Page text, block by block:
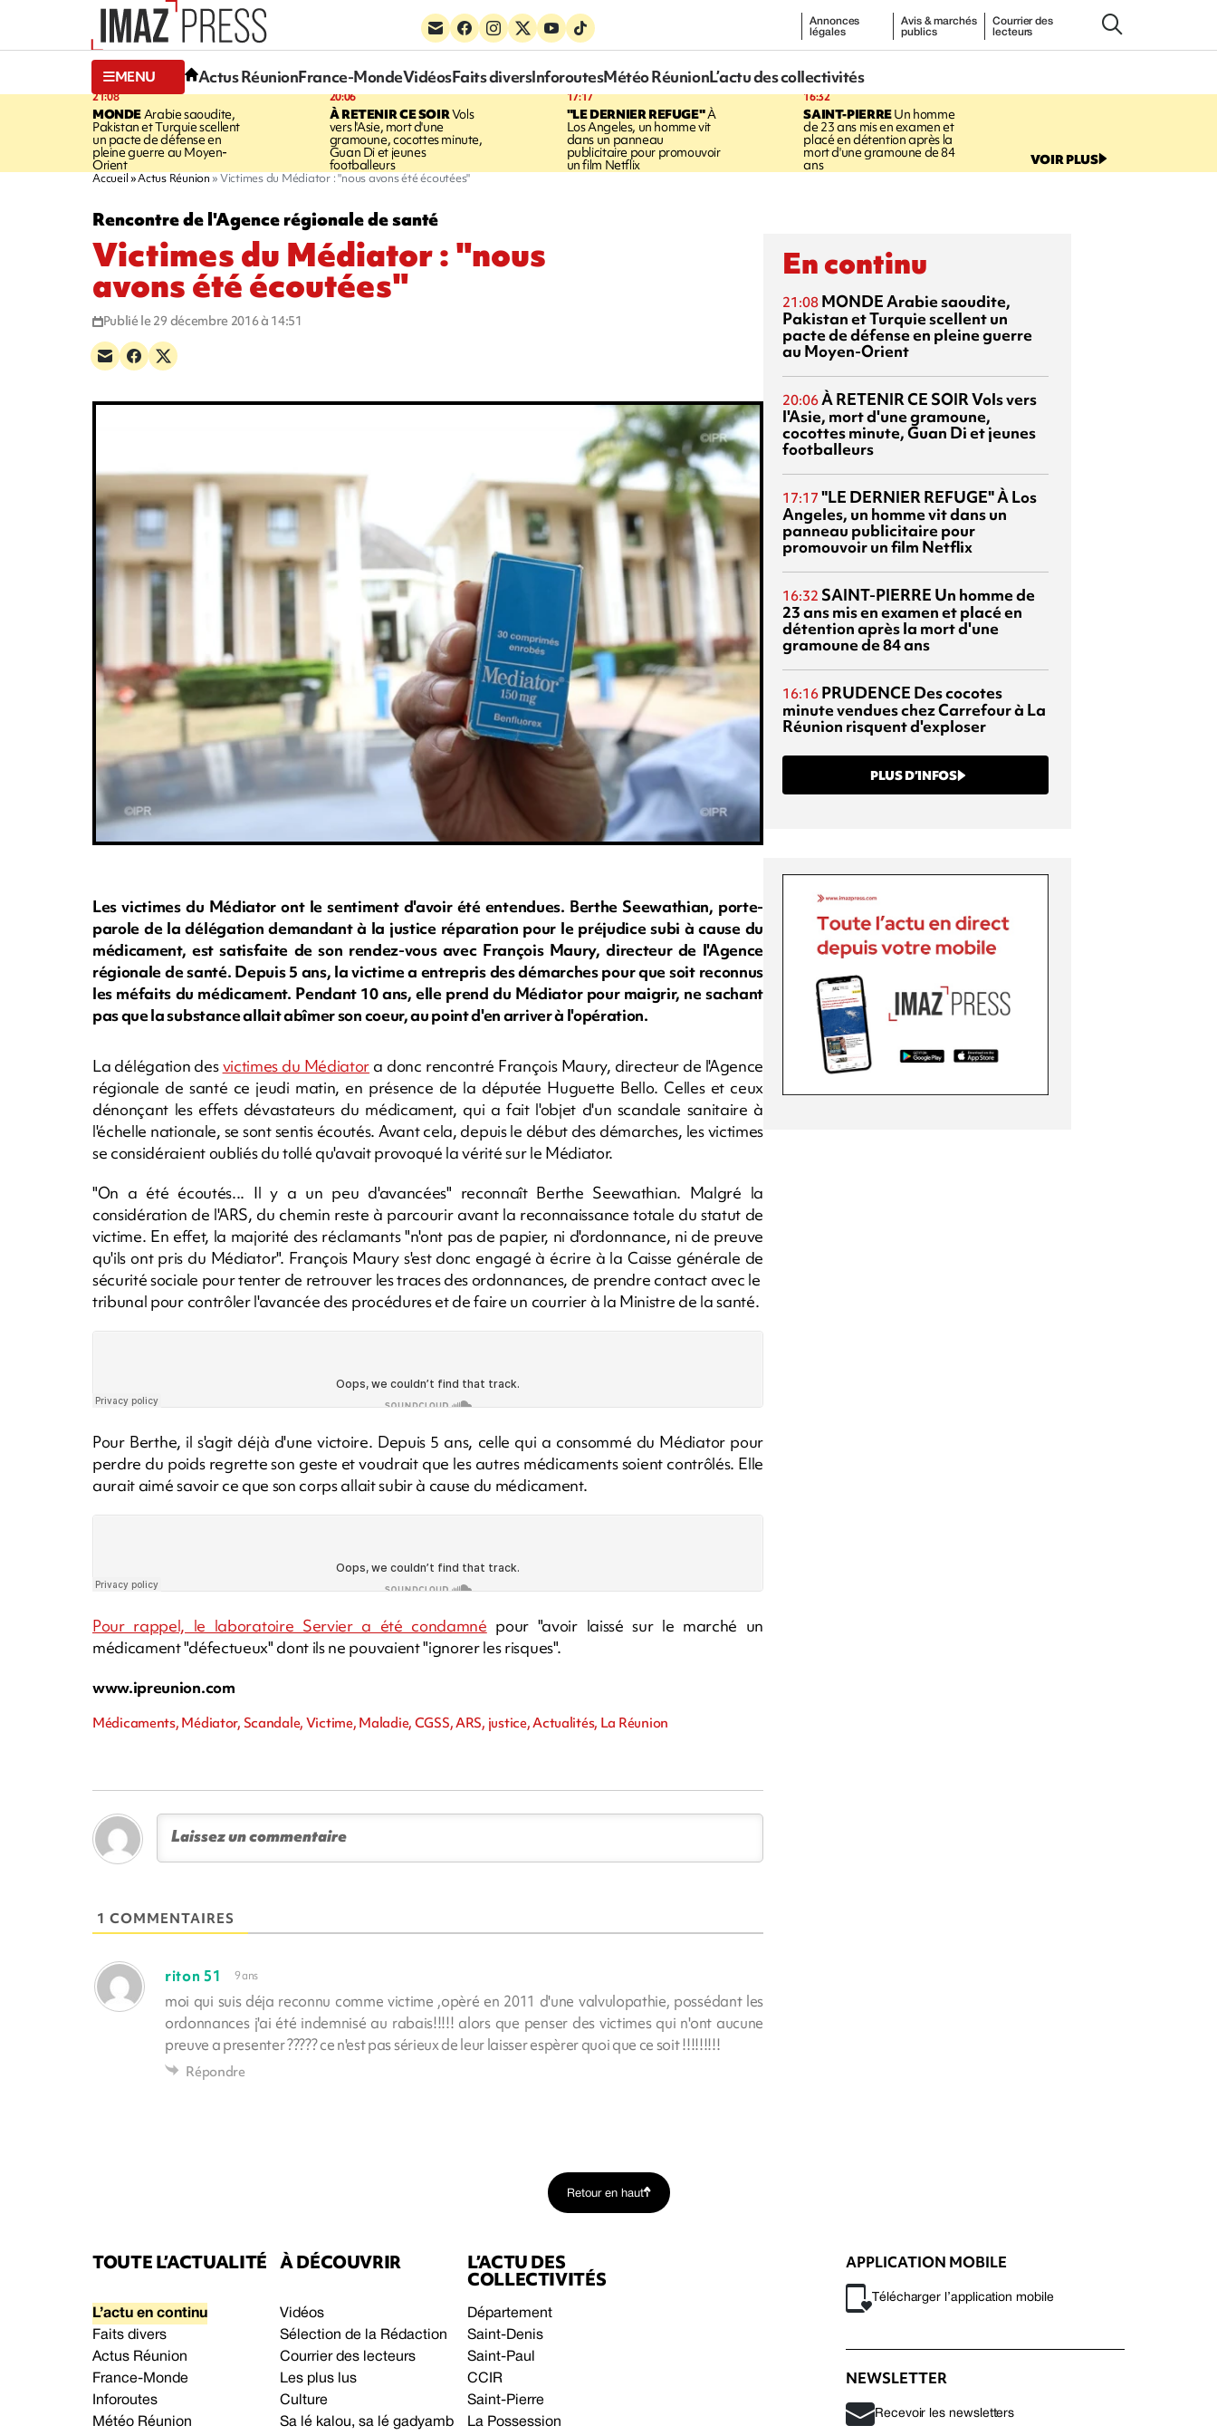
Annonces
légales
Avis & marchés
publics
Courrier des
lecteurs
MENU Actus RéunionFrance-MondeVidéosFaits diversInforoutesMétéo RéunionL’actu des collectivités
21:08
MONDE Arabie saoudite,
Pakistan et Turquie scellent
un pacte de défense en
pleine guerre au Moyen-
Orient
20:06
À RETENIR CE SOIRVols
vers l'Asie, mort d'une
gramoune, cocottes minute,
Guan Di et jeunes
footballeurs
17:17
"LE DERNIER REFUGE"À
Los Angeles, un homme vit
dans un panneau
publicitaire pour promouvoir
un film Netflix
16:32
SAINT-PIERREUn homme
de 23 ans mis en examen et
placé en détention après la
mort d'une gramoune de 84
ans VOIR PLUS
Accueil Actus Réunion Victimes du Médiator : "nous avons été écoutées"
Rencontre de l'Agence régionale de santé
Victimes du Médiator : "nous
avons été écoutées"
Publié le 29 décembre 2016 à 14:51
Les victimes du Médiator ont le sentiment d'avoir été entendues. Berthe Seewathian, porte-
parole de la délégation demandant à la justice réparation pour le préjudice subi à cause du
médicament, est satisfaite de son rendez-vous avec François Maury, directeur de l'Agence
régionale de santé. Depuis 5 ans, la victime a entrepris des démarches pour que soit reconnus
les méfaits du médicament. Pendant 10 ans, elle prend du Médiator pour maigrir, ne sachant
pas que la substance allait abîmer son coeur, au point d'en arriver à l'opération.
La délégation desvictimes du Médiator a donc rencontré François Maury, directeur de l'Agence
régionale de santé ce jeudi matin, en présence de la députée Huguette Bello. Celles et ceux
dénonçant les effets dévastateurs du médicament, qui a fait l'objet d'un scandale sanitaire à
l'échelle nationale, se sont sentis écoutés. Avant cela, depuis le début des démarches, les victimes
se considéraient oubliés du tollé qu'avait provoqué la vérité sur le Médiator.
"On a été écoutés... Il y a un peu d'avancées" reconnaît Berthe Seewathian. Malgré la
considération de l'ARS, du chemin reste à parcourir avant la reconnaissance totale du statut de
victime. En effet, la majorité des réclamants "n'ont pas de papier, ni d'ordonnance, ni de preuve
qu'ils ont pris du Médiator". François Maury s'est donc engagé à écrire à la Caisse générale de
sécurité sociale pour tenter de retrouver les traces des ordonnances, de prendre contact avec le
tribunal pour contrôler l'avancée des procédures et de faire un courrier à la Ministre de la santé.
Pour Berthe, il s'agit déjà d'une victoire. Depuis 5 ans, celle qui a consommé du Médiator pour
perdre du poids regrette son geste et voudrait que les autres médicaments soient contrôlés. Elle
aurait aimé savoir ce que son corps allait subir à cause du médicament.
Pour rappel, le laboratoire Servier a été condamné pour "avoir laissé sur le marché un
médicament "défectueux" dont ils ne pouvaient "ignorer les risques".
www.ipreunion.com
Médicaments, Médiator, Scandale, Victime, Maladie, CGSS, ARS, justice, Actualités, La Réunion
1 COMMENTAIRES
riton 51 9 ans
moi qui suis déja reconnu comme victime ,opèré en 2011 d'une valvulopathie, possédant les
ordonnances j'ai été indemnisé au rabais!!!!! alors que penser des victimes qui n'ont aucune
preuve a presenter ????? ce n'est pas sérieux de leur laisser espèrer quoi que ce soit !!!!!!!!!
Répondre
En continu
21:08 MONDEArabie saoudite,
Pakistan et Turquie scellent un
pacte de défense en pleine guerre
au Moyen-Orient
20:06À RETENIR CE SOIRVols vers
l'Asie, mort d'une gramoune,
cocottes minute, Guan Di et jeunes
footballeurs
17:17 "LE DERNIER REFUGE"À Los
Angeles, un homme vit dans un
panneau publicitaire pour
promouvoir un film Netflix
16:32 SAINT-PIERRE Un homme de
23 ans mis en examen et placé en
détention après la mort d'une
gramoune de 84 ans
16:16 PRUDENCE Des cocotes
minute vendues chez Carrefour à La
Réunion risquent d'exploser
PLUS D’INFOS
Retour en haut
TOUTE L’ACTUALITÉ
L’actu en continu
Faits divers
Actus Réunion
France-Monde
Inforoutes
Météo Réunion
À DÉCOUVRIR
Vidéos
Sélection de la Rédaction
Courrier des lecteurs
Les plus lus
Culture
Sa lé kalou, sa lé gadyamb
L’ACTU DES
COLLECTIVITÉS
Département
Saint-Denis
Saint-Paul
CCIR
Saint-Pierre
La Possession
APPLICATION MOBILE
Télécharger l’application mobile
NEWSLETTER
Recevoir les newsletters